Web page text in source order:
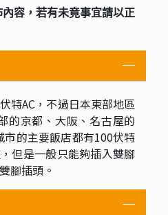
容，若有未竟事宜請以正
特AC，不過日本東部地區
的京都、大阪、名古屋的
的主要飯店都有100伏特
但是一般只能夠插入雙腳
腳插頭。